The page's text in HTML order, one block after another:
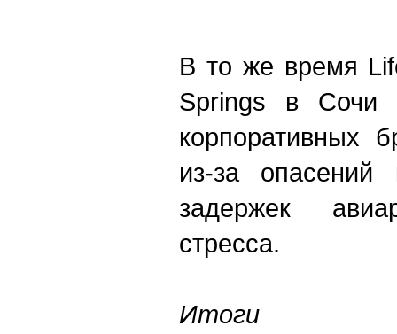
В то же время
Springs в Сочи
корпоративных
из-за опасений
задержек
стресса.
Итоги